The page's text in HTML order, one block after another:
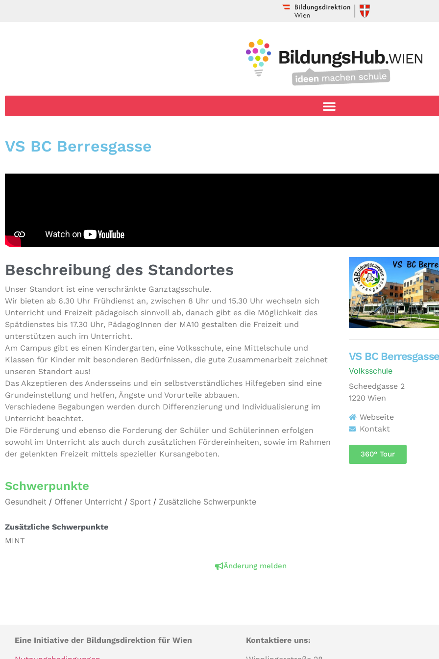
VS BC Berresgasse
Beschreibung des Standortes
Unser Standort ist eine ver­schränk­te Ganztagsschule.
Wir bieten ab 6.30 Uhr Früh­dienst an, zwischen 8 Uhr und 15.30 Uhr wechseln sich
Unter­richt und Freizeit päd­a­go­isch sinnvoll ab, danach gibt es die Mög­lich­keit des
Spät­diens­tes bis 17.30 Uhr, Päd­ago­gIn­nen der MA10 gestalten die Freizeit und
unter­stüt­zen auch im Unterricht.
Am Campus gibt es einen Kin­der­gar­ten, eine Volks­schu­le, eine Mit­tel­schu­le und
Klassen für Kinder mit beson­de­ren Bedürf­nis­sen, die gute Zusam­men­ar­beit zeichnet
unseren Standort aus!
Das Akzep­tie­ren des Anders­seins und ein selbst­ver­ständ­li­ches Hil­fe­ge­ben sind eine
Grund­ein­stel­lung und helfen, Ängste und Vor­ur­tei­le abbauen.
Ver­schie­de­ne Bega­bun­gen werden durch Dif­fe­ren­zie­rung und Indi­vi­dua­li­sie­rung im
Unter­richt beachtet.
Die Förderung und ebenso die Forderung der Schüler und Schü­le­rin­nen erfolgen
sowohl im Unter­richt als auch durch zusätz­li­chen För­der­ein­hei­ten, sowie im Rahmen
der gelenkten Freizeit mittels spe­zi­el­ler Kursangeboten.
Schwerpunkte
Gesundheit / Offener Unterricht / Sport / Zusätzliche Schwerpunkte
Zusätzliche Schwerpunkte
MINT
VS BC
Volksschule
Scheedgasse 2
1220 Wien
Webseite
Kontakt
360° Tour
Änderung melden
Eine Initiative der Bildungsdirektion für Wien Kontaktiere uns: